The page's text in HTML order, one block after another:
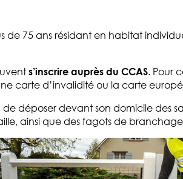
de 75 ans résidant en habitat
s’inscrire auprès du CCAS . Pour
carte d’invalidité ou la carte
déposer devant son domicile des
ainsi que des fagots de